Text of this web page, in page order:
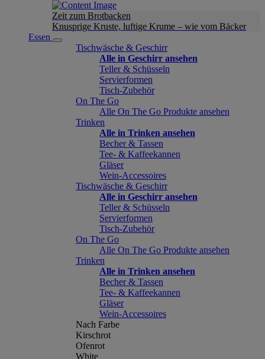
Zeit zum Brotbacken
Knusprige Kruste, luftige Krume – wie vom Bäcker
Essen
Tischwäsche & Geschirr
Alle in Geschirr ansehen
Teller & Schüsseln
Servierformen
Tisch-Zubehör
On The Go
Alle On The Go Produkte ansehen
Trinken
Alle in Trinken ansehen
Becher & Tassen
Tee- & Kaffeekannen
Gläser
Wein-Accessoires
Tischwäsche & Geschirr
Alle in Geschirr ansehen
Teller & Schüsseln
Servierformen
Tisch-Zubehör
On The Go
Alle On The Go Produkte ansehen
Trinken
Alle in Trinken ansehen
Becher & Tassen
Tee- & Kaffeekannen
Gläser
Wein-Accessoires
Nach Farbe
Kirschrot
Ofenrot
White